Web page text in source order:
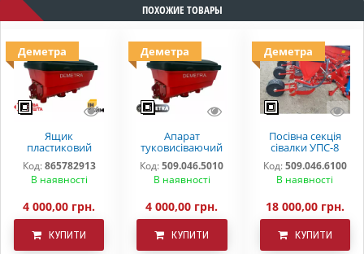
ПОХОЖИЕ ТОВАРЫ
Деметра
Ящик
пластиковий
(СПМ)
509.046.5010
Код:865782913
В наявності
4 000,00 грн.
КУПИТИ
Деметра
Апарат
туковисіваючий
509.046.5010
Код: 509.046.5010
В наявності
4 000,00 грн.
КУПИТИ
Деметра
Посівна секція
сівалки УПС-8
Код:509.046.6100
В наявності
18 000,00 грн.
КУПИТИ